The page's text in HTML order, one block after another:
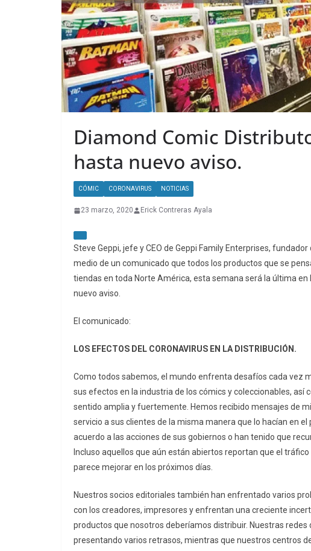
Diamond Comic
hasta nuevo aviso.
CÓMIC CORONAVIRUS NOTICIAS
23 marzo, 2020 Erick Contreras Ayala
Steve Geppi, jefe y CEO de Geppi Family Enterprises,
medio de un comunicado que todos los productos que se
tiendas en toda Norte América, esta semana será la última
nuevo aviso.
El comunicado:
LOS EFECTOS DEL CORONAVIRUS EN LA DISTRIBUCIÓN.
Como todos sabemos, el mundo enfrenta desafíos cada vez
sus efectos en la industria de los cómics y coleccionables, así
sentido amplia y fuertemente. Hemos recibido mensajes de
servicio a sus clientes de la misma manera que lo hacían en
acuerdo a las acciones de sus gobiernos o han tenido que
Incluso aquellos que aún están abiertos reportan que el
parece mejorar en los próximos días.
Nuestros socios editoriales también han enfrentado varios
con los creadores, impresores y enfrentan una creciente
productos que nosotros deberíamos distribuir. Nuestras
presentando varios retrasos, mientras que nuestros centros